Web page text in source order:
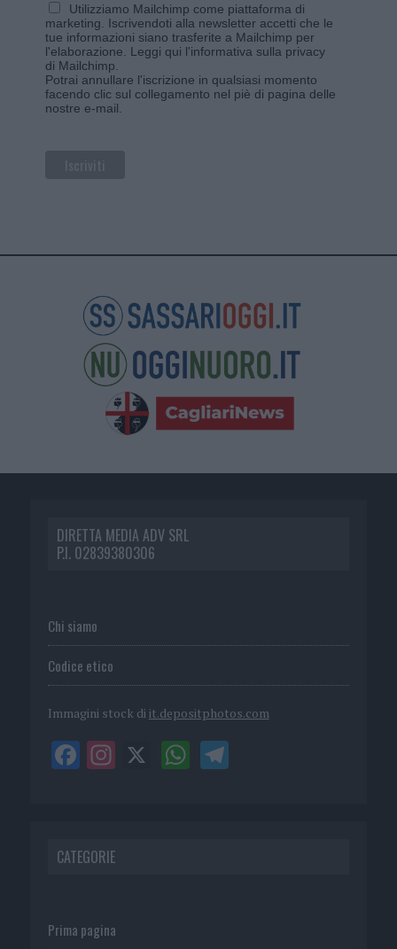
Utilizziamo Mailchimp come piattaforma di
marketing. Iscrivendoti alla newsletter accetti che le
tue informazioni siano trasferite a Mailchimp per
l'elaborazione. Leggi qui l'informativa sulla privacy
di Mailchimp
Potrai annullare l'iscrizione in qualsiasi momento
facendo clic sul collegamento nel piè di pagina delle
nostre e-mail.
DIRETTA MEDIA ADV SRL
P.I. 02839380306
Chi siamo
Codice etico
Immagini stock di it.depositphotos.com
CATEGORIE
Prima pagina